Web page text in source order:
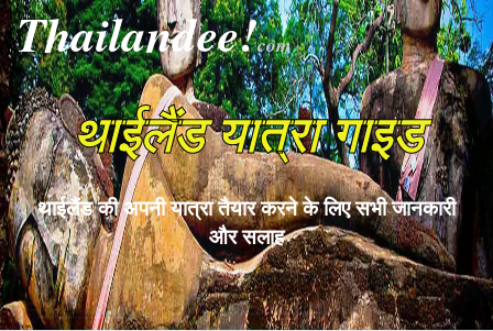
Thailandee!com
थाईलैंड यात्रा गाइड
थाईलैंड की अपनी यात्रा तैयार करने के लिए सभी जानकारी
और सलाह